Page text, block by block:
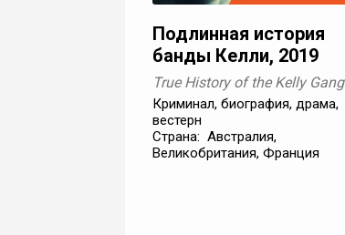
Подлинная история
банды Келли, 2019
True History of the Kelly Gang
Криминал, биография, драма,
вестерн
Страна: Австралия,
Великобритания, Франция